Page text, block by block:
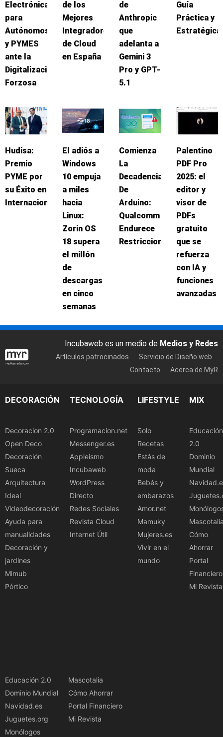
Electrónica
para
Autónomos
y PYMES
ante la
Digitalización
Forzosa
de los
Mejores
Integradores
de Cloud
en España
de
Anthropic
que
adelanta a
Gemini 3
Pro y GPT-
5.1
Guía
Práctica y
Estratégica
Hudisa:
Premio
PYME por
su Éxito en
Internacionalización
El adiós a
Windows
10 empuja
a miles
hacia
Linux:
Zorin OS
18 supera
el millón
de
descargas
en cinco
semanas
Comienza
La
Decadencia
De
Arduino:
Qualcomm
Endurece
Restricciones
Palentino
PDF Pro
2025: el
editor y
visor de
PDFs
gratuito
que se
refuerza
con IA y
funciones
avanzadas
Incubaweb es un medio de Medios y Redes
Artículos patrocinados
Servicio de Diseño web
Contacto
Acerca de MyR
DECORACIÓN
Decoracion 2.0
Open Deco
Decoración
Sueca
Arquitectura
Ideal
Videodecoración
Ayuda para
manualidades
Decoración y
jardines
Mimub
Pórtico
TECNOLOGÍA
Programacion.net
Messenger.es
Appleismo
Incubaweb
WordPress
Directo
Redes Sociales
Revista Cloud
Internet Útil
LIFESTYLE
Solo
Recetas
Estás de
moda
Bebés y
embarazos
Amor.net
Mamuky
Mujeres.es
Vivir en el
mundo
MIX
Educación
2.0
Dominio
Mundial
Cómo
Ahorrar
Portal
Financiero
Mi Revista
Educación 2.0
Dominio Mundial
Navidad.es
Juguetes.org
Monólogos
Mascotalia
Cómo Ahorrar
Portal Financiero
Mi Revista